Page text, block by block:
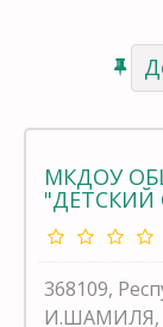
МКДОУ
"ДЕТСКИЙ
368109,
И.ШАМИЛЯ,